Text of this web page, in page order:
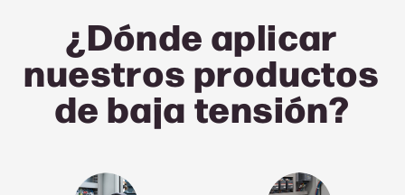
¿Dónde aplicar
nuestros productos
de baja tensión?